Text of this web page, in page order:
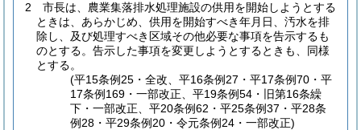
2
市長は、農業集落排水処理施設の供用を開始しようとする
ときは、あらかじめ、供用を開始すべき年月日、汚水を排
除し、及び処理すべき区域その他必要な事項を告示するも
のとする。 告示した事項を変更しようとするときも、同様
とする。
(平15条例25・全改、平16条例27・平17条例70・平
17条例169・一部改正、平19条例54・旧第16条繰
下・一部改正、平20条例62・平25条例37・平28条
例28・平29条例20・令元条例24・一部改正)